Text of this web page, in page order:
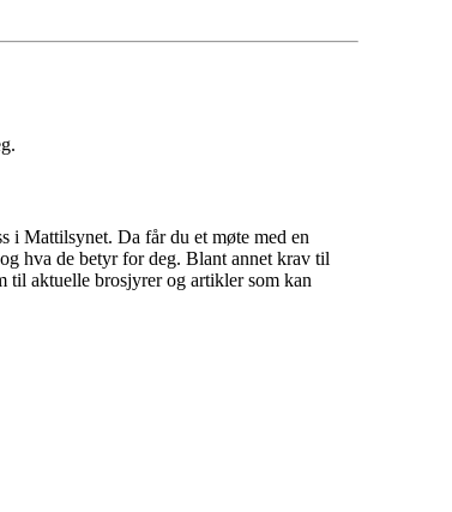
i Mattilsynet. Da får du et møte med en
hva de betyr for deg. Blant annet krav til
til aktuelle brosjyrer og artikler som kan